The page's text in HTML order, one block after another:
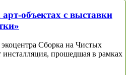
объектах с выставки
Сборка на Чистых
инсталляция, прошедшая в рамках